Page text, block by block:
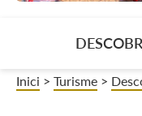
Inici > Turisme >